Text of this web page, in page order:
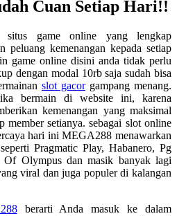
Cuan Setiap Hari!!
situs game online yang lengkap
peluang kemenangan kepada setiap
game online disini anda tidak perlu
dengan modal 10rb saja sudah bisa
slot gacorgampang menang.
bermain di website ini, karena
kemenangan yang maksimal
member setianya. sebagai slot online
hari ini MEGA288 menawarkan
Pragmatic Play, Habanero, Pg
Of Olympus dan masik banyak lagi
viral dan juga populer di kalangan
berarti Anda masuk ke dalam